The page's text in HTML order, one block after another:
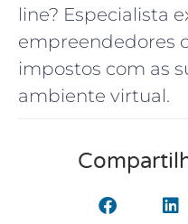
line? Especialista
empreendedores
impostos com as
ambiente virtual.